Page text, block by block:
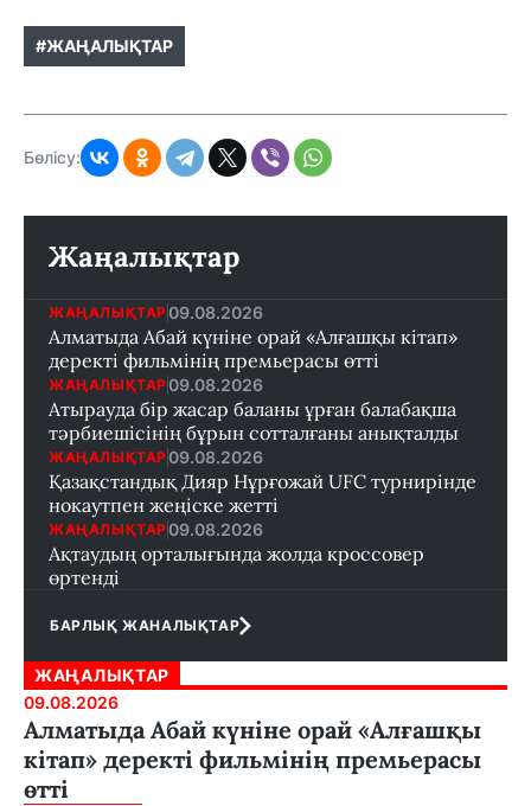
#ЖАҢАЛЫҚТАР
Бөлісу:
Жаңалықтар
ЖАҢАЛЫҚТАР 09.08.2026
Алматыда Абай күніне орай «Алғашқы кітап»
деректі фильмінің премьерасы өтті
ЖАҢАЛЫҚТАР 09.08.2026
Атырауда бір жасар баланы ұрған балабақша
тәрбиешісінің бұрын сотталғаны анықталды
ЖАҢАЛЫҚТАР 09.08.2026
Қазақстандық Дияр Нұрғожай UFC турнирінде
нокаутпен жеңіске жетті
ЖАҢАЛЫҚТАР 09.08.2026
Ақтаудың орталығында жолда кроссовер
өртенді
БАРЛЫҚ ЖАНАЛЫҚТАР
ЖАҢАЛЫҚТАР
09.08.2026
Алматыда Абай күніне орай «Алғашқы
кітап» деректі фильмінің премьерасы
өтті